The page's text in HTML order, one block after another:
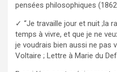
pensées philosophiques
✓ “Je travaille jour et nuit ;la
temps à vivre, et que je ne
je voudrais bien aussi ne pas
Voltaire ; Lettre à Marie du